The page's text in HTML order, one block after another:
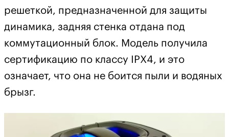
решеткой, предназначенной для защиты
динамика, задняя стенка отдана под
коммутационный блок. Модель получила
сертификацию по классу IPX4, и это
означает, что она не боится пыли и водяных
брызг.